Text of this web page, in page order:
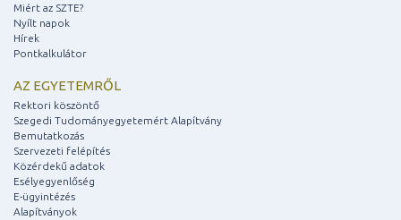
Miért az SZTE?
Nyílt napok
Hírek
Pontkalkulátor
AZ EGYETEMRŐL
Rektori köszöntő
Szegedi Tudományegyetemért Alapítvány
Bemutatkozás
Szervezeti felépítés
Közérdekű adatok
Esélyegyenlőség
E-ügyintézés
Alapítványok